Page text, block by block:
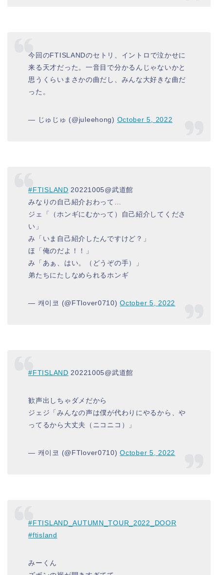
今回のFTISLANDのセトリ、イントロで泣かせに
来る天才だった。一音目で分かるんじゃないかと
思うくらいまさかの曲だし、みんな大好きな曲だ
った。
— じゅじゅ (@juleehong) October 5, 2022
#FTISLAND 20221005@武道館
みなりの自己紹介おわって…
ジェ「（ホンギにむかって）自己紹介してくださ
い」
み「いま自己紹介したんですけど？」
ほ「俺のだよ！！」
み「あぁ、はい。（どうぞの手）」
弟たちにたしなめられるホンギ
— 캐이코 (@FTlover0710)October 5, 2022
#FTISLAND 20221005@武道館
歓声出しちゃダメだから
ジェジ「みんなの声は僕が代わりにやるから、や
ってるから大丈夫（ニコニコ）」
— 캐이코 (@FTlover0710)October 5, 2022
#FTISLAND_AUTUMN_TOUR_2022_DOOR
#ftisland
みーくん